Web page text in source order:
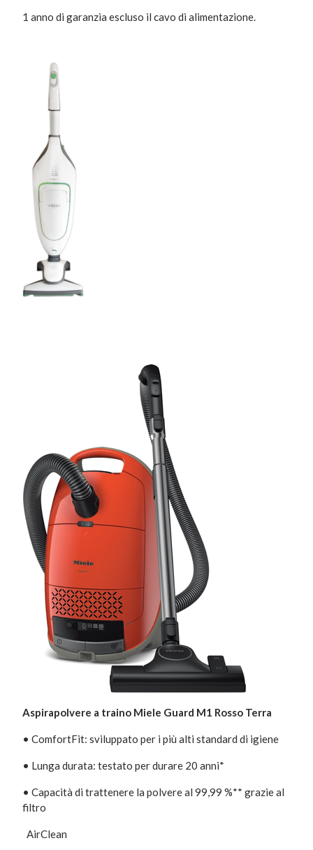
1 anno di garanzia escluso il cavo di alimentazione.
Aspirapolvere a traino Miele Guard M1 Rosso Terra
• ComfortFit: sviluppato per i più alti standard di igiene
• Lunga durata: testato per durare 20 anni*
• Capacità di trattenere la polvere al 99,99 %** grazie al
filtro
AirClean